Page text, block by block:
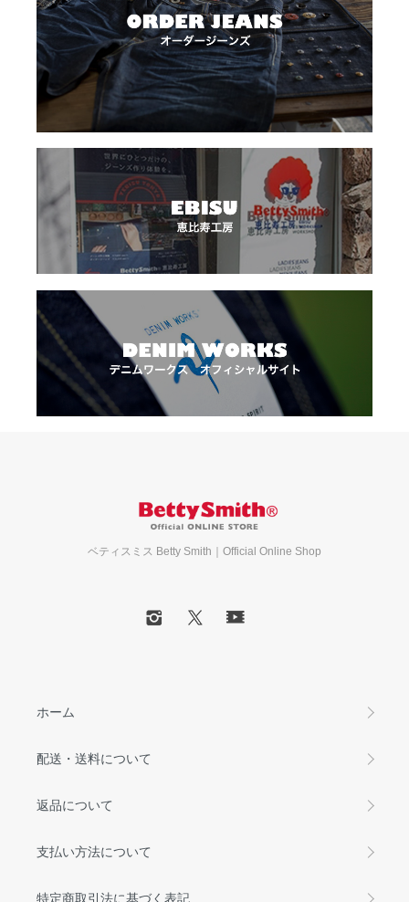
ベティスミス Betty Smith｜Official Online Shop
ホーム
配送・送料について
返品について
支払い方法について
特定商取引法に基づく表記